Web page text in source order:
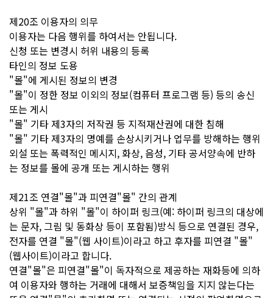
제20조 이용자의 의무
이용자는 다음 행위를 하여서는 안됩니다.
신청 또는 변경시 허위 내용의 등록
타인의 정보 도용
"몰"에 게시된 정보의 변경
"몰"이 정한 정보 이외의 정보(컴퓨터 프로그램 등) 등의 송신
또는 게시
"몰" 기타 제3자의 저작권 등 지적재산권에 대한 침해
"몰" 기타 제3자의 명예를 손상시키거나 업무를 방해하는 행위
외설 또는 폭력적인 메시지, 화상, 음성, 기타 공서양속에 반하
는 정보를 몰에 공개 또는 게시하는 행위
제21조 연결"몰"과 피연결"몰" 간의 관계
상위 "몰"과 하위 "몰"이 하이퍼 링크(예: 하이퍼 링크의 대상에
는 문자, 그림 및 동화상 등이 포함됨)방식 등으로 연결된 경우,
전자를 연결 "몰"(웹 사이트)이라고 하고 후자를 피연결 "몰"
(웹사이트)이라고 합니다.
연결"몰"은 피연결"몰"이 독자적으로 제공하는 재화등에 의하
여 이용자와 행하는 거래에 대해서 보증책임을 지지 않는다는